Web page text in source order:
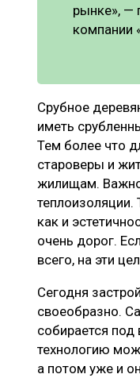
рынке», —
компании
Срубное
иметь
Тем более что
староверы и
жилищам.
теплоизоляции.
как и
очень дорог.
всего, на эти
Сегодня
своеобразно.
собирается
технологию
а потом уже и